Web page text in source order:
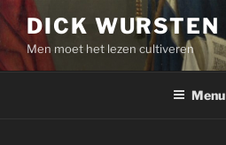
Skip
to
content
DICK WURSTEN
Men moet het lezen cultiveren
Menu